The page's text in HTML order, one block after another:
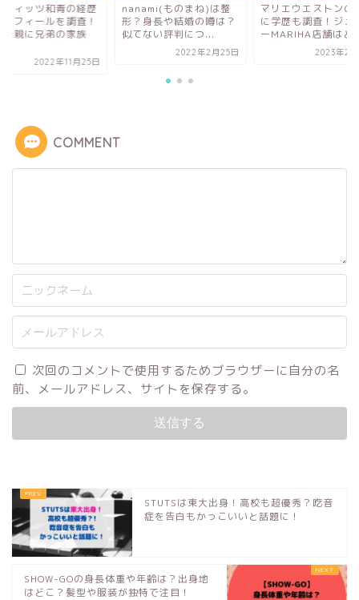
ウィッツ和青の経歴
ロフィールを調査！
母親に兄弟の家族
2022年11月25日
nanami(ものまね)は整
形？身長や結婚の噂は？
似てない評判につ...
2022年2月25日
マリエウエストンの
に学歴も調査！ジュ
ーMARIHA店舗はど
2023年2
COMMENT
次回のコメントで使用するためブラウザーに自分の名
前、メールアドレス、サイトを保存する。
STUTSは東大出身！高校も超優秀？吃音
症を告白もかっこいいと話題に！
SHOW-GOの身長体重や年齢は？出身地
はどこ？髪型や服装が独特で注目！